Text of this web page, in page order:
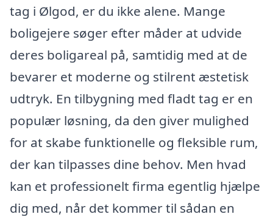
tag i Ølgod, er du ikke alene. Mange
boligejere søger efter måder at udvide
deres boligareal på, samtidig med at de
bevarer et moderne og stilrent æstetisk
udtryk. En tilbygning med fladt tag er en
populær løsning, da den giver mulighed
for at skabe funktionelle og fleksible rum,
der kan tilpasses dine behov. Men hvad
kan et professionelt firma egentlig hjælpe
dig med, når det kommer til sådan en